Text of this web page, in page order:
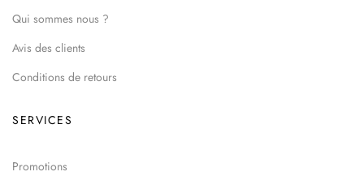
Qui sommes nous ?
Avis des clients
Conditions de retours
SERVICES
Promotions